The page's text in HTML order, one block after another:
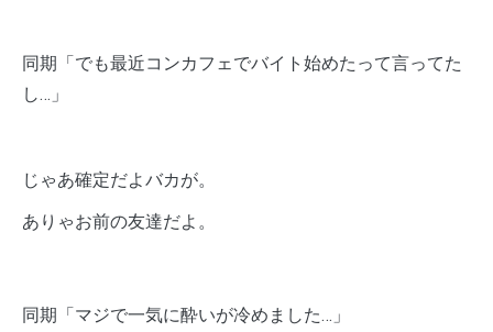
同期「でも最近コンカフェでバイト始めたって言ってた
し…」
じゃあ確定だよバカが。
ありゃお前の友達だよ。
同期「マジで一気に酔いが冷めました…」